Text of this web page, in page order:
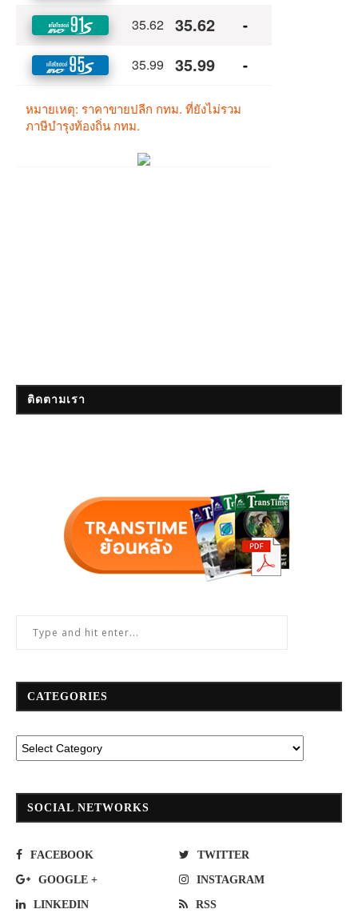
ติดตามเรา
CATEGORIES
SOCIAL NETWORKS
FACEBOOK TWITTER
GOOGLE + INSTAGRAM
LINKEDIN RSS